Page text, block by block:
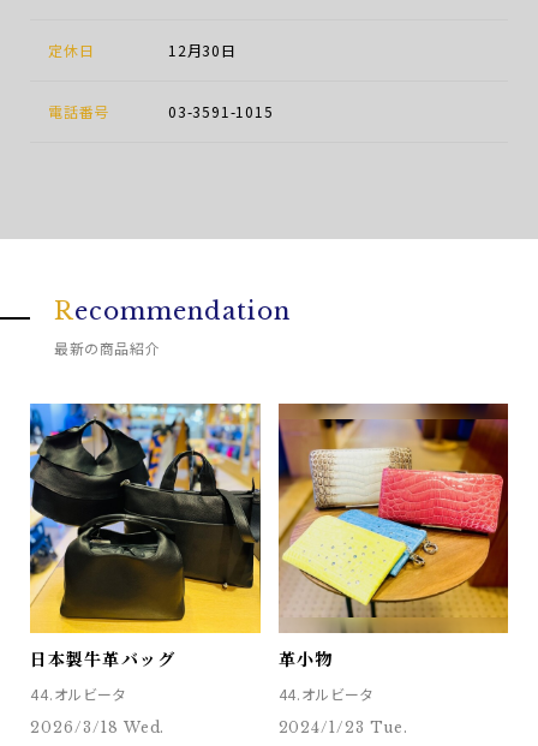
定休日 12月30日
電話番号 03-3591-1015
Recommendation
最新の商品紹介
日本製牛革バッグ
44.オルビータ
2026/3/18 Wed.
革小物
44.オルビータ
2024/1/23 Tue.